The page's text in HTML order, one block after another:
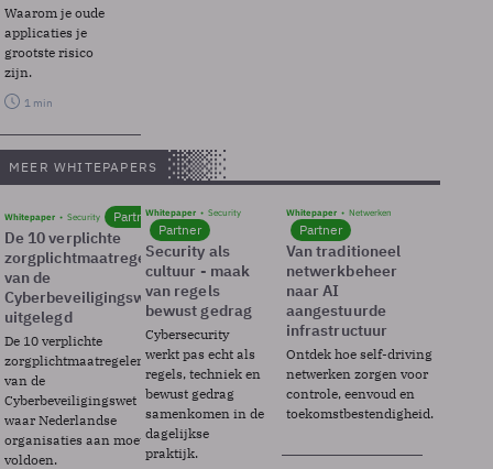
Waarom je oude
applicaties je
grootste risico
zijn.
1 min
MEER WHITEPAPERS
Whitepaper Security Partner
De 10 verplichte
zorgplichtmaatregelen
van de
Cyberbeveiligingswet
uitgelegd
De 10 verplichte
zorgplichtmaatregelen
van de
Cyberbeveiligingswet
waar Nederlandse
organisaties aan moeten
voldoen.
Whitepaper Security
Partner
Security als
cultuur - maak
van regels
bewust gedrag
Cybersecurity
werkt pas echt als
regels, techniek en
bewust gedrag
samenkomen in de
dagelijkse
praktijk.
Whitepaper Netwerken
Partner
Van traditioneel
netwerkbeheer
naar AI
aangestuurde
infrastructuur
Ontdek hoe self-driving
netwerken zorgen voor
controle, eenvoud en
toekomstbestendigheid.